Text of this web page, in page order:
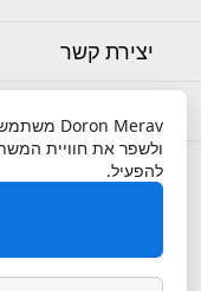
יצירת קשר
שירות לקוחות
Doron Merav
ולשפר את חוויית
להפעיל.